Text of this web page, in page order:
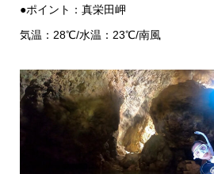
●ポイント：真栄田岬
気温：28℃/水温：23℃/南風